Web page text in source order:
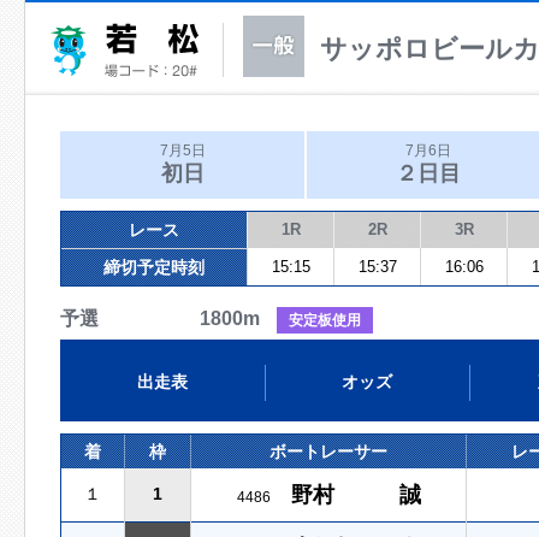
サッポロビール
7月5日
初日
7月6日
２日目
レース 1R 2R 3R
締切予定時刻 15:15 15:37 16:06
予選 1800m 安定板使用
出走表 オッズ
着 枠 ボートレーサー レ
１ 1 4486 野村 誠